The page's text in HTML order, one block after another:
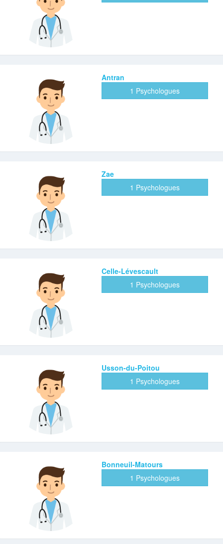
Antran
1 Psychologues
Zae
1 Psychologues
Celle-Lévescault
1 Psychologues
Usson-du-Poitou
1 Psychologues
Bonneuil-Matours
1 Psychologues